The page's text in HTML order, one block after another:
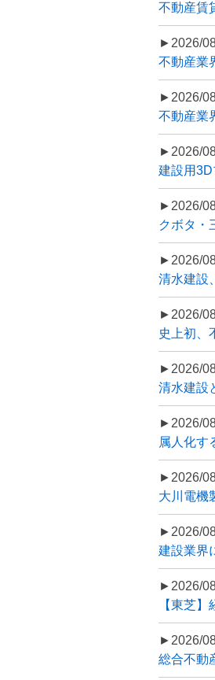
不動産賃
►2026/
不動産業
►2026/
不動産業
►2026/
建設用
►2026/
クボタ・
►2026/
清水建設
►2026/
史上初、
►2026/
清水建設
►2026/
属人化す
►2026/
大川電機
►2026/
建設業界
►2026/
【東芝
►2026/
総合不動